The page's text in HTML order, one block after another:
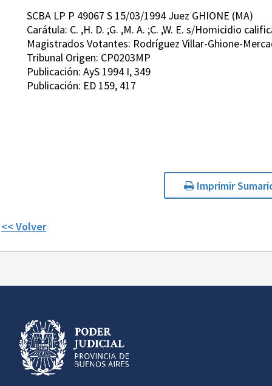
SCBA LP P 49067 S 15/03/1994 Juez GHIONE (MA)
Carátula: C. ,H. D. ;G. ,M. A. ;C. ,W. E. s/Homicidio
Magistrados Votantes: Rodríguez Villar-Ghione-
Tribunal Origen: CP0203MP
Publicación: AyS 1994 I, 349
Publicación: ED 159, 417
Imprimir
<< Volver